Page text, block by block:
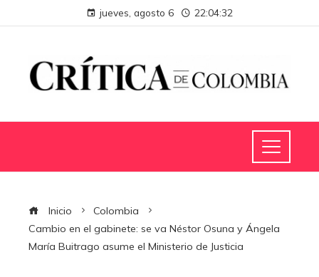
jueves, agosto 6 22:04:33
Inicio
Colombia
Cambio en el gabinete: se va Néstor Osuna y Ángela
María Buitrago asume el Ministerio de Justicia